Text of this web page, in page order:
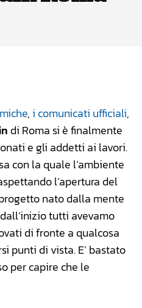
, i comunicati ufficiali,
di Roma si è finalmente
e gli addetti ai lavori.
con la quale l’ambiente
l’apertura del
nato dalla mente
tutti avevamo
di fronte a qualcosa
punti di vista. E’ bastato
per capire che le